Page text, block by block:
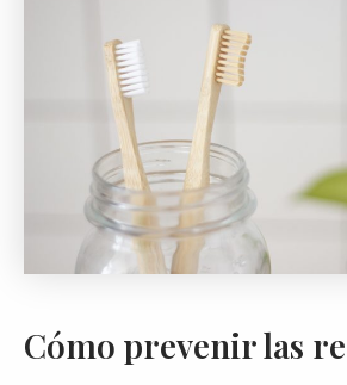
Cómo prevenir las